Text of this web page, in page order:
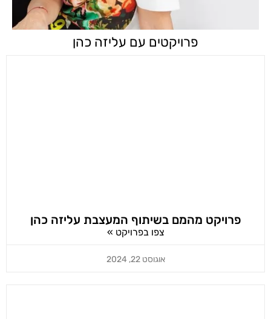
פרויקטים עם עליזה כהן
פרויקט מהמם בשיתוף המעצבת עליזה כהן
צפו בפרויקט »
אוגוסט 22, 2024